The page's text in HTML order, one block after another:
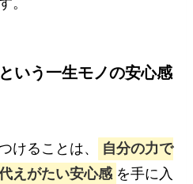
いう一生モノの安心感
けることは、
自分の力で
えがたい安心感 を手に入